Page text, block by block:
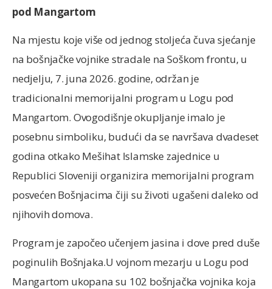
pod Mangartom
Na mjestu koje više od jednog stoljeća čuva sjećanje
na bošnjačke vojnike stradale na Soškom frontu, u
nedjelju, 7. juna 2026. godine, održan je
tradicionalni memorijalni program u Logu pod
Mangartom. Ovogodišnje okupljanje imalo je
posebnu simboliku, budući da se navršava dvadeset
godina otkako Mešihat Islamske zajednice u
Republici Sloveniji organizira memorijalni program
posvećen Bošnjacima čiji su životi ugašeni daleko od
njihovih domova.
Program je započeo učenjem jasina i dove pred duše
poginulih Bošnjaka.U vojnom mezarju u Logu pod
Mangartom ukopana su 102 bošnjačka vojnika koja